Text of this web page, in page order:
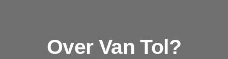
Over Van Tol?